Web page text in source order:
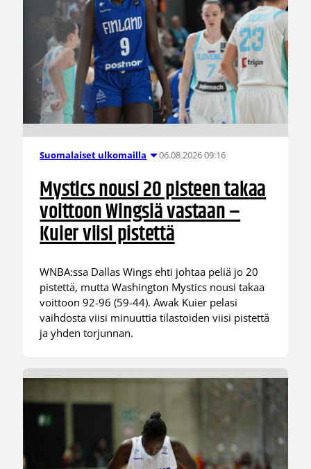
Suomalaiset ulkomailla 06.08.2026 09:16
Mystics nousi 20 pisteen takaa
voittoon Wingsiä vastaan –
Kuier viisi pistettä
WNBA:ssa Dallas Wings ehti johtaa peliä jo 20
pistettä, mutta Washington Mystics nousi takaa
voittoon 92-96 (59-44). Awak Kuier pelasi
vaihdosta viisi minuuttia tilastoiden viisi pistettä
ja yhden torjunnan.